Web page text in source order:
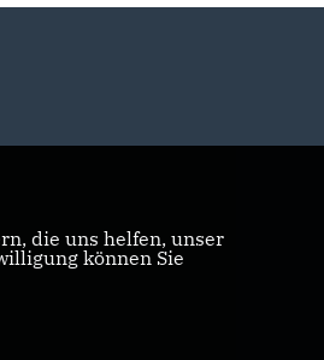
die uns helfen, unser
können Sie